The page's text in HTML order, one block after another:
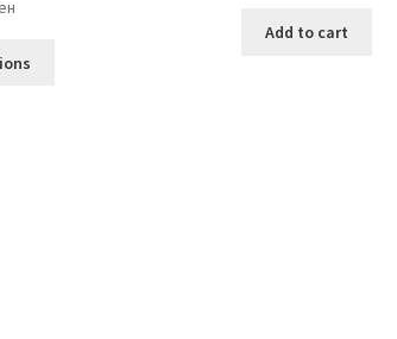
Add to cart